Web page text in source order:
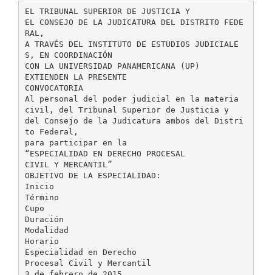
EL TRIBUNAL SUPERIOR DE JUSTICIA Y
EL CONSEJO DE LA JUDICATURA DEL DISTRITO FEDE
RAL,
A TRAVÉS DEL INSTITUTO DE ESTUDIOS JUDICIALE
S, EN COORDINACIÓN
CON LA UNIVERSIDAD PANAMERICANA (UP)
EXTIENDEN LA PRESENTE
CONVOCATORIA
Al personal del poder judicial en la materia
civil, del Tribunal Superior de Justicia y
del Consejo de la Judicatura ambos del Distri
to Federal,
para participar en la
“ESPECIALIDAD EN DERECHO PROCESAL
CIVIL Y MERCANTIL”
OBJETIVO DE LA ESPECIALIDAD:
Inicio
Término
Cupo
Duración
Modalidad
Horario
Especialidad en Derecho
Procesal Civil y Mercantil